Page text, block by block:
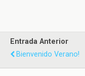
Entrada Anterior
Bienvenido Verano!